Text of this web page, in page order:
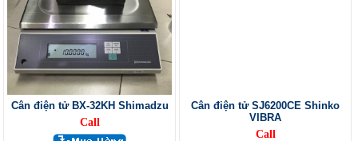
Cân điện tử BX-32KH Shimadzu
Call
Cân điện tử SJ6200CE Shinko
VIBRA
Call